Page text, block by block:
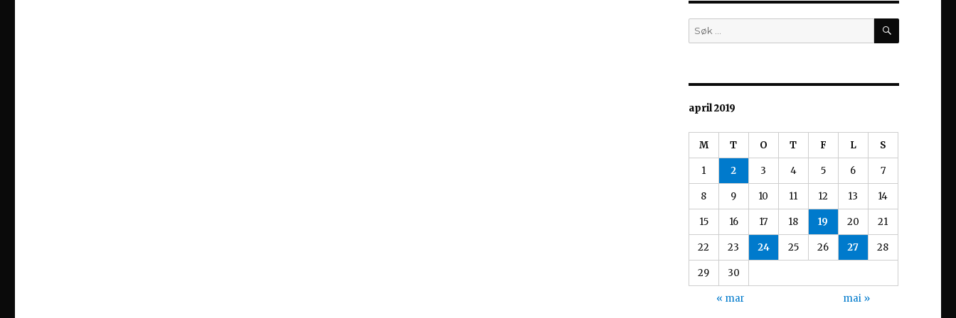
Søk
etter:
SØK
april 2019
M T O T F L S
1 2 3 4 5 6 7
8 9 10 11 12 13 14
15 16 17 18 19 20 21
22 23 24 25 26 27 28
29 30
« mar mai »